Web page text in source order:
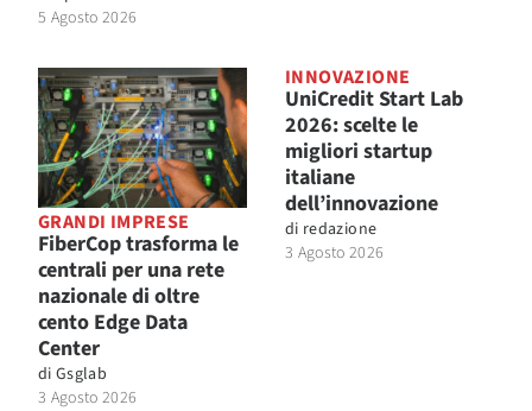
5 Agosto 2026
GRANDI IMPRESE
FiberCop trasforma le
centrali per una rete
nazionale di oltre
cento Edge Data
Center
di Gsglab
3 Agosto 2026
INNOVAZIONE
UniCredit Start Lab
2026: scelte le
migliori startup
italiane
dell’innovazione
di redazione
3 Agosto 2026